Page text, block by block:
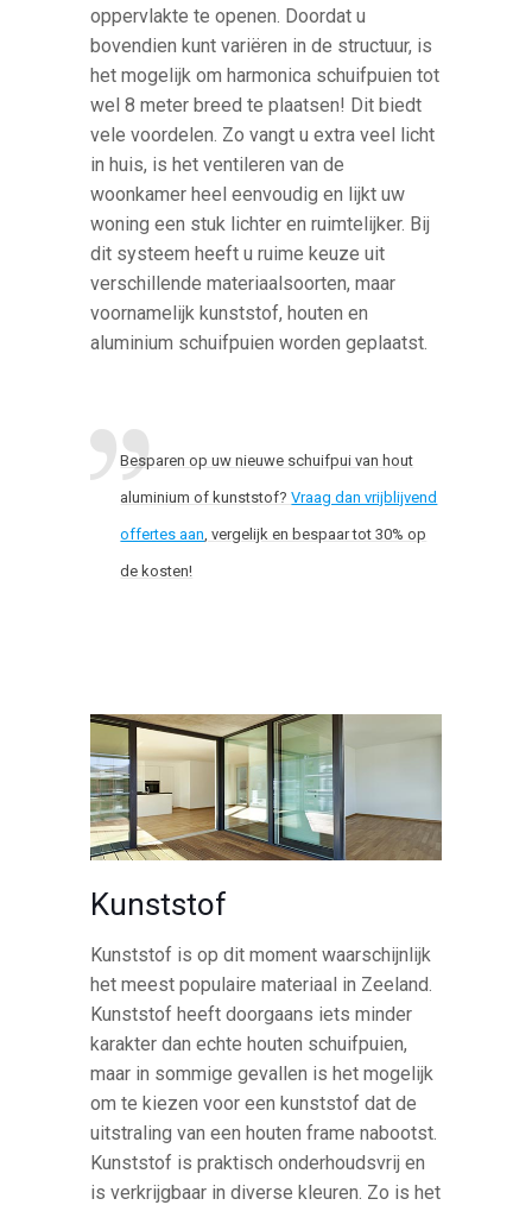
oppervlakte te openen. Doordat u
bovendien kunt variëren in de structuur, is
het mogelijk om harmonica schuifpuien tot
wel 8 meter breed te plaatsen! Dit biedt
vele voordelen. Zo vangt u extra veel licht
in huis, is het ventileren van de
woonkamer heel eenvoudig en lijkt uw
woning een stuk lichter en ruimtelijker. Bij
dit systeem heeft u ruime keuze uit
verschillende materiaalsoorten, maar
voornamelijk kunststof, houten en
aluminium schuifpuien worden geplaatst.
Besparen op uw nieuwe schuifpui van hout
aluminium of kunststof?Vraag dan vrijblijvend
offertes aan, vergelijk en bespaar tot 30% op
de kosten!
Kunststof
Kunststof is op dit moment waarschijnlijk
het meest populaire materiaal in Zeeland.
Kunststof heeft doorgaans iets minder
karakter dan echte houten schuifpuien,
maar in sommige gevallen is het mogelijk
om te kiezen voor een kunststof dat de
uitstraling van een houten frame nabootst.
Kunststof is praktisch onderhoudsvrij en
is verkrijgbaar in diverse kleuren. Zo is het